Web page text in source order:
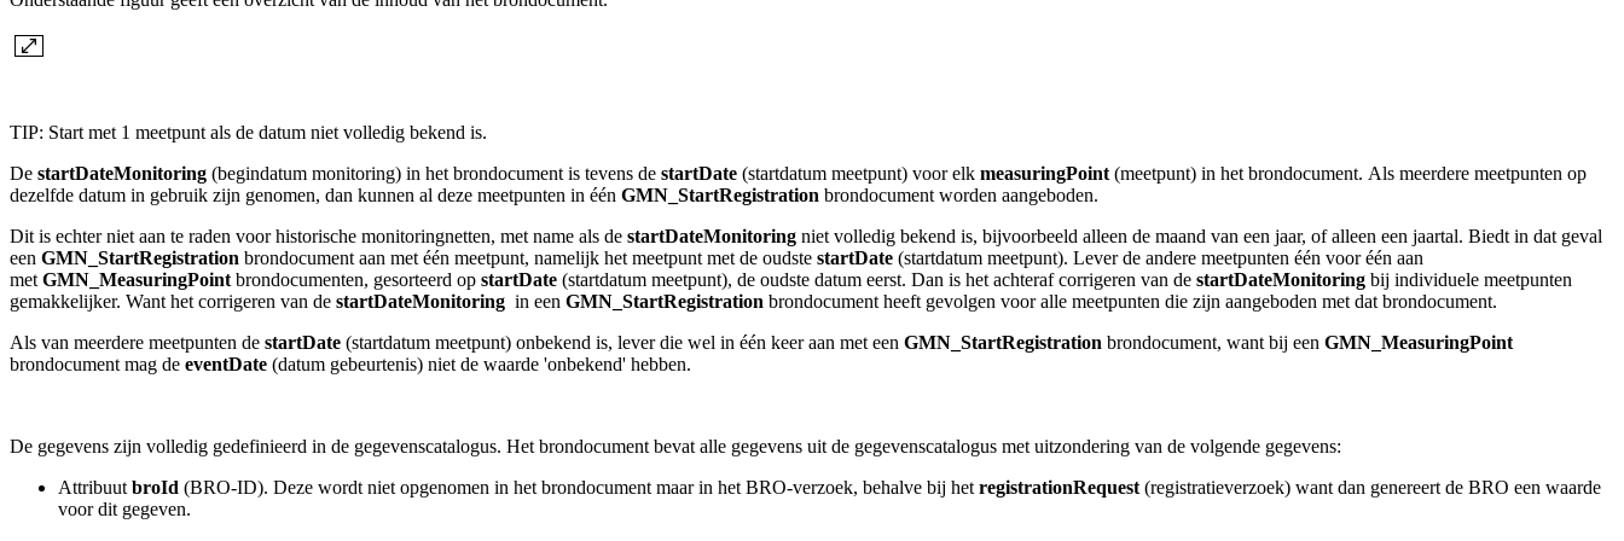
TIP: Start met 1 meetpunt als de datum niet volledig bekend is.
De startDateMonitoring (begindatum monitoring) in het brondocument is tevens de startDate (startdatum meetpunt) voor elk measuringPoint (meetpunt) in het brondocument. Als meerdere meetpunten op
dezelfde datum in gebruik zijn genomen, dan kunnen al deze meetpunten in één GMN_StartRegistration brondocument worden aangeboden.
Dit is echter niet aan te raden voor historische monitoringnetten, met name als de startDateMonitoring niet volledig bekend is, bijvoorbeeld alleen de maand van een jaar, of alleen een jaartal. Biedt in dat geval
een GMN_StartRegistration brondocument aan met één meetpunt, namelijk het meetpunt met de oudste startDate (startdatum meetpunt). Lever de andere meetpunten één voor één aan
met GMN_MeasuringPoint brondocumenten, gesorteerd op startDate (startdatum meetpunt), de oudste datum eerst. Dan is het achteraf corrigeren van de startDateMonitoring bij individuele meetpunten
gemakkelijker. Want het corrigeren van de startDateMonitoring in een GMN_StartRegistration brondocument heeft gevolgen voor alle meetpunten die zijn aangeboden met dat brondocument.
Als van meerdere meetpunten de startDate (startdatum meetpunt) onbekend is, lever die wel in één keer aan met een GMN_StartRegistration brondocument, want bij een GMN_MeasuringPoint
brondocument mag de eventDate (datum gebeurtenis) niet de waarde 'onbekend' hebben.
De gegevens zijn volledig gedefinieerd in de gegevenscatalogus. Het brondocument bevat alle gegevens uit de gegevenscatalogus met uitzondering van de volgende gegevens:
Attribuut broId (BRO-ID). Deze wordt niet opgenomen in het brondocument maar in het BRO-verzoek, behalve bij het registrationRequest (registratieverzoek) want dan genereert de BRO een waarde
voor dit gegeven.